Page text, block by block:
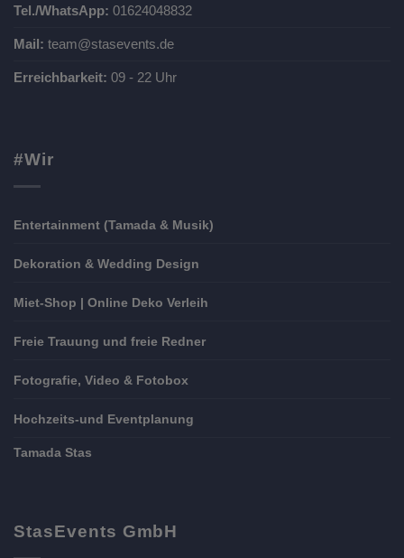
Tel./WhatsApp: 01624048832
Mail: team@stasevents.de
Erreichbarkeit: 09 - 22 Uhr
#Wir
Entertainment (Tamada & Musik)
Dekoration & Wedding Design
Miet-Shop | Online Deko Verleih
Freie Trauung und freie Redner
Fotografie, Video & Fotobox
Hochzeits-und Eventplanung
Tamada Stas
StasEvents GmbH